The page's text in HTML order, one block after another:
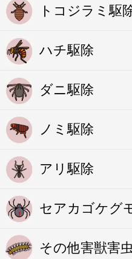
トコジラミ駆
ハチ駆除
ダニ駆除
ノミ駆除
アリ駆除
セアカゴケグ
その他害獣害虫